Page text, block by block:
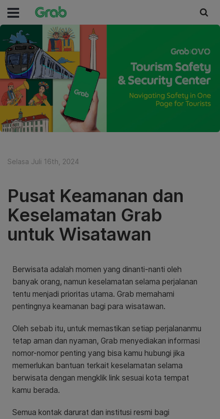
Selasa Juli 16th, 2024
Pusat Keamanan dan
Keselamatan Grab
untuk Wisatawan
Berwisata adalah momen yang dinanti-nanti oleh
banyak orang, namun keselamatan selama perjalanan
tentu menjadi prioritas utama. Grab memahami
pentingnya keamanan bagi para wisatawan.
Oleh sebab itu, untuk memastikan setiap perjalananmu
tetap aman dan nyaman, Grab menyediakan informasi
nomor-nomor penting yang bisa kamu hubungi jika
memerlukan bantuan terkait keselamatan selama
berwisata dengan mengklik link sesuai kota tempat
kamu berada.
Semua kontak darurat dan institusi resmi bagi